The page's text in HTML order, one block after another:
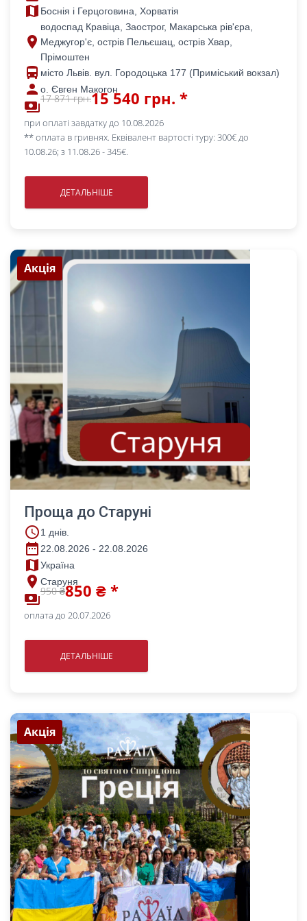
map Боснія і Герцоговина, Хорватія
place
водоспад Кравіца, Заострог, Макарська рів'єра,
Меджугор'є, острів Пельєшац, острів Хвар,
Прімоштен
directions_bus місто Львів. вул. Городоцька 177 (Приміський вокзал)
person о. Євген Макогон
payments
17 871 грн.15 540 грн. *
при оплаті завдатку до 10.08.2026
** оплата в гривнях. Еквівалент вартості туру: 300€ до
10.08.26; з 11.08.26 - 345€.
ДЕТАЛЬНІШЕ
Акція
Проща до Старуні
access_time1 днів.
date_range 22.08.2026 - 22.08.2026
mapУкраїна
place Старуня
payments
950 ₴850 ₴ *
оплата до 20.07.2026
ДЕТАЛЬНІШЕ
Акція